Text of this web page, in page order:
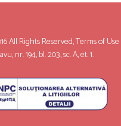
All Rights Reserved,Terms of Use
nr. 194, bl. 203, sc. A, et. 1.